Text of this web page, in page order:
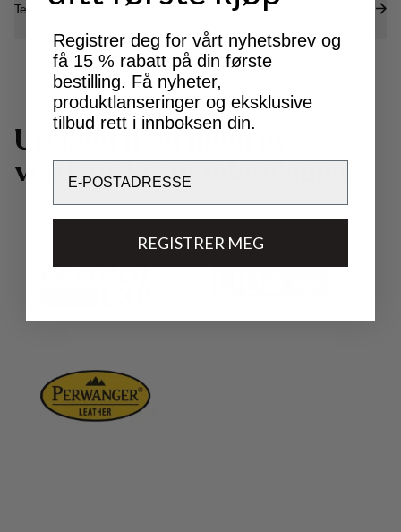
Tekniske spesifikasjoner
U
v
dens beste
Registrer deg for vårt nyhetsbrev og
få 15 % rabatt på din første
bestilling. Få nyheter,
produktlanseringer og eksklusive
tilbud rett i innboksen din.
REGISTRER MEG